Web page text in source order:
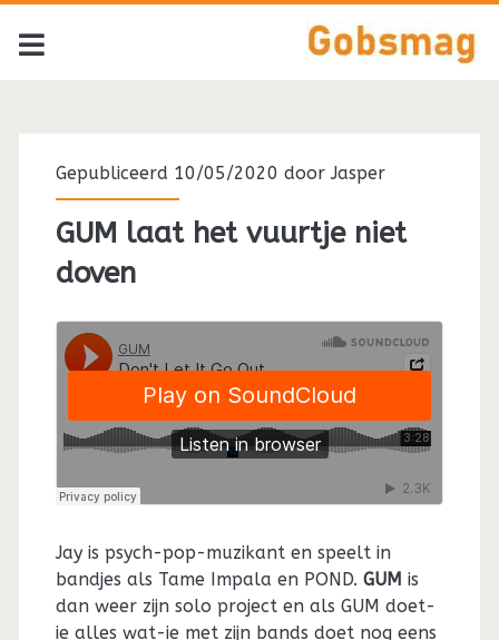
<span>MGMT</span>
Gepubliceerd 10/05/2020 doorJasper
GUM laat het vuurtje niet
doven
Jay is psych-pop-muzikant en speelt in
bandjes als Tame Impala en POND. GUM is
dan weer zijn solo project en als GUM doet-
ie alles wat-ie met zijn bands doet nog eens